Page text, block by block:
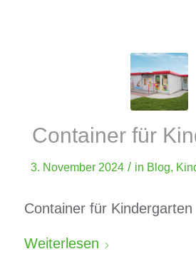
Container für
3. November 2024 / in Blog,
Container für Kindergarten
Weiterlesen